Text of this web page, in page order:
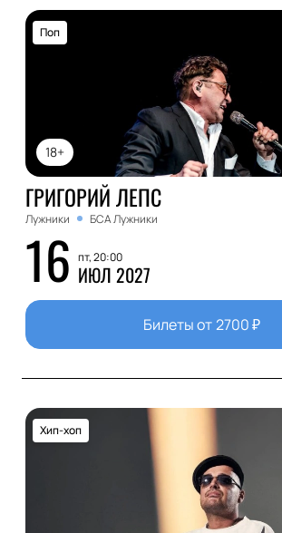
18+
Поп
ГРИГОРИЙ ЛЕПС
Лужники БСА Лужники
16 пт, 20:00
ИЮЛ 2027
Билеты от 2700₽
Хип-хоп